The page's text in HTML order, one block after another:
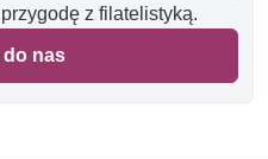
z filatelistyką.
do nas